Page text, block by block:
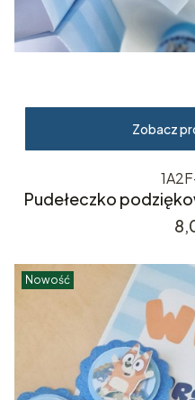
Zobacz
Pudełeczko
Nowość